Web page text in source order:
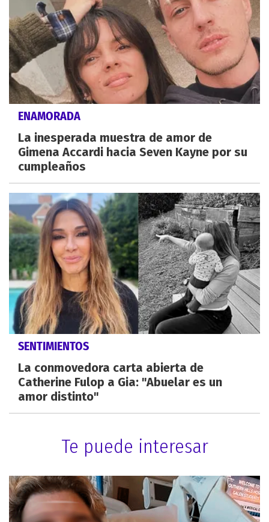
ENAMORADA
La inesperada muestra de amor de
Gimena Accardi hacia Seven Kayne por su
cumpleaños
SENTIMIENTOS
La conmovedora carta abierta de
Catherine Fulop a Gia: "Abuelar es un
amor distinto"
Te puede interesar